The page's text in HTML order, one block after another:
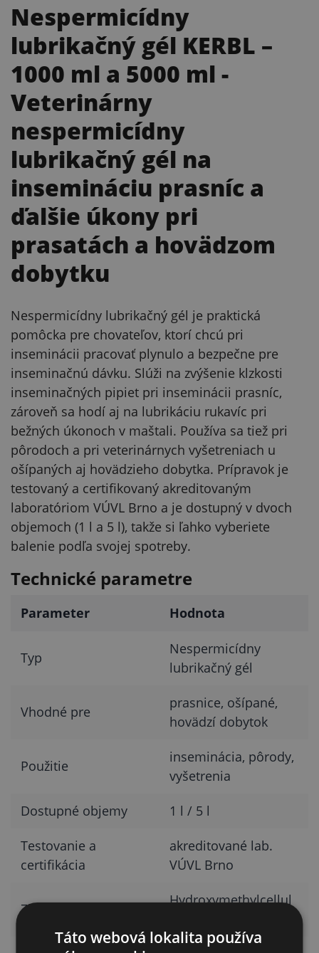
Nespermicídny
lubrikačný gél KERBL –
1000 ml a 5000 ml -
Veterinárny
nespermicídny
lubrikačný gél na
insemináciu prasníc a
ďalšie úkony pri
prasatách a hovädzom
dobytku
Nespermicídny lubrikačný gél je praktická
pomôcka pre chovateľov, ktorí chcú pri
inseminácii pracovať plynulo a bezpečne pre
inseminačnú dávku. Slúži na zvýšenie klzkosti
inseminačných pipiet pri inseminácii prasníc,
zároveň sa hodí aj na lubrikáciu rukavíc pri
bežných úkonoch v maštali. Používa sa tiež pri
pôrodoch a pri veterinárnych vyšetreniach u
ošípaných aj hovädzieho dobytka. Prípravok je
testovaný a certifikovaný akreditovaným
laboratóriom VÚVL Brno a je dostupný v dvoch
objemoch (1 l a 5 l), takže si ľahko vyberiete
balenie podľa svojej spotreby.
Technické parametre
Parameter Hodnota
Typ
Nespermicídny
lubrikačný gél
Vhodné pre
prasnice, ošípané,
hovädzí dobytok
Použitie
inseminácia, pôrody,
vyšetrenia
Dostupné objemy 1 l / 5 l
Testovanie a
certifikácia
akreditované lab.
VÚVL Brno
Zloženie
Hydroxymethylcellul
Táto webová lokalita používa